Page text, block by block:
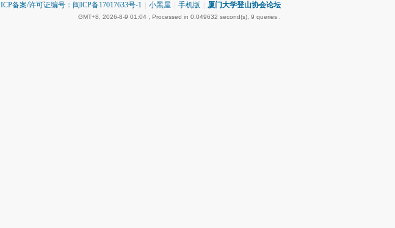
ICP备案/许可证编号：闽ICP备17017633号-1 小黑屋 手机版 厦门大学登山协会论坛
GMT+8, 2026-8-9 01:04 , Processed in 0.049632 second(s), 9 queries .